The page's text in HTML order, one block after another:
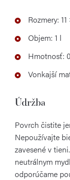
Rozmery:
Objem: 1 l
Hmotnosť:
Vonkajší
Údržba
Povrch čistite
Nepoužívajte
zavesené v
neutrálnym
odporúčame